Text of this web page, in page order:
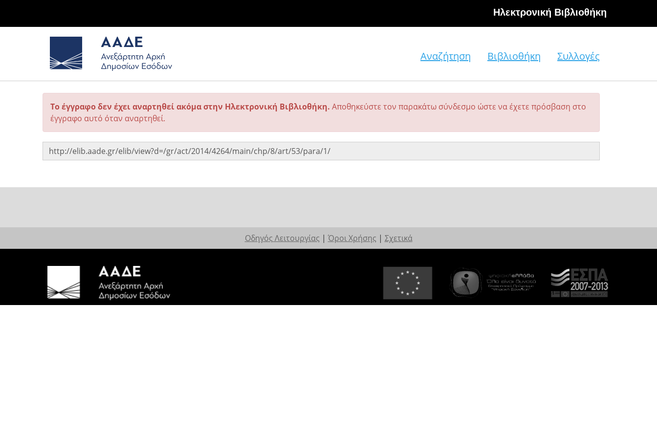
Hλεκτρονική Βιβλιοθήκη
Αναζήτηση Βιβλιοθήκη Συλλογές
Το έγγραφο δεν έχει αναρτηθεί ακόμα στην Ηλεκτρονική Βιβλιοθήκη. Αποθηκεύστε τον παρακάτω σύνδεσμο ώστε να έχετε πρόσβαση στο
έγγραφο αυτό όταν αναρτηθεί.
Οδηγός Λειτουργίας | Όροι Χρήσης | Σχετικά